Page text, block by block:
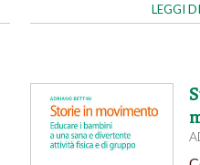
LEGGI